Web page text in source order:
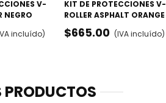
V-
NEGRO
incluído)
KIT DE PROTECCIONES V-
ROLLER ASPHALT ORANGE
- RODILLERAS, CODERAS Y
MUÑEQUERAS
$665.00 (IVA incluído)
PRODUCTOS